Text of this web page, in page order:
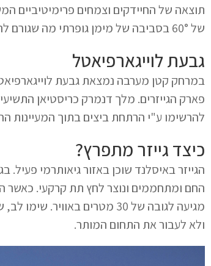
תוצאה של החיידקים וצמחים פרימיטיביים
של 60° בסביבה של מימן גופרתי מה שגורם לריח הביצים הסרוחות ונותן לאדמה את צבעה האפור.
גבעת לוייגארפיאטל
להרשימו ע"י הרתחת ביצים בתוך המעיינות
כיצד גייזר מתפרץ?
הגייזר באיסלנד שוכן באזור גיאותרמי
החם ומתחממים ונוצר לחץ תת קרקעי. כאשר
מגיעה לגובה של 30 מטרים
ולא לעבור את התחום המותר.